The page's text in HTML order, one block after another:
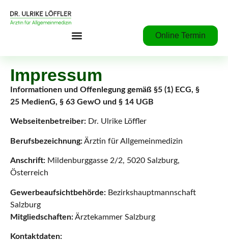
Online Termin
Impressum
Informationen und Offenlegung gemäß §5 (1) ECG, §
25 MedienG, § 63 GewO und § 14 UGB
Webseitenbetreiber: Dr. Ulrike Löffler
Berufsbezeichnung:Ärztin für Allgemeinmedizin
Anschrift: Mildenburggasse 2/2, 5020 Salzburg,
Österreich
Gewerbeaufsichtbehörde: Bezirkshauptmannschaft
Salzburg
Mitgliedschaften:Ärztekammer Salzburg
Kontaktdaten: